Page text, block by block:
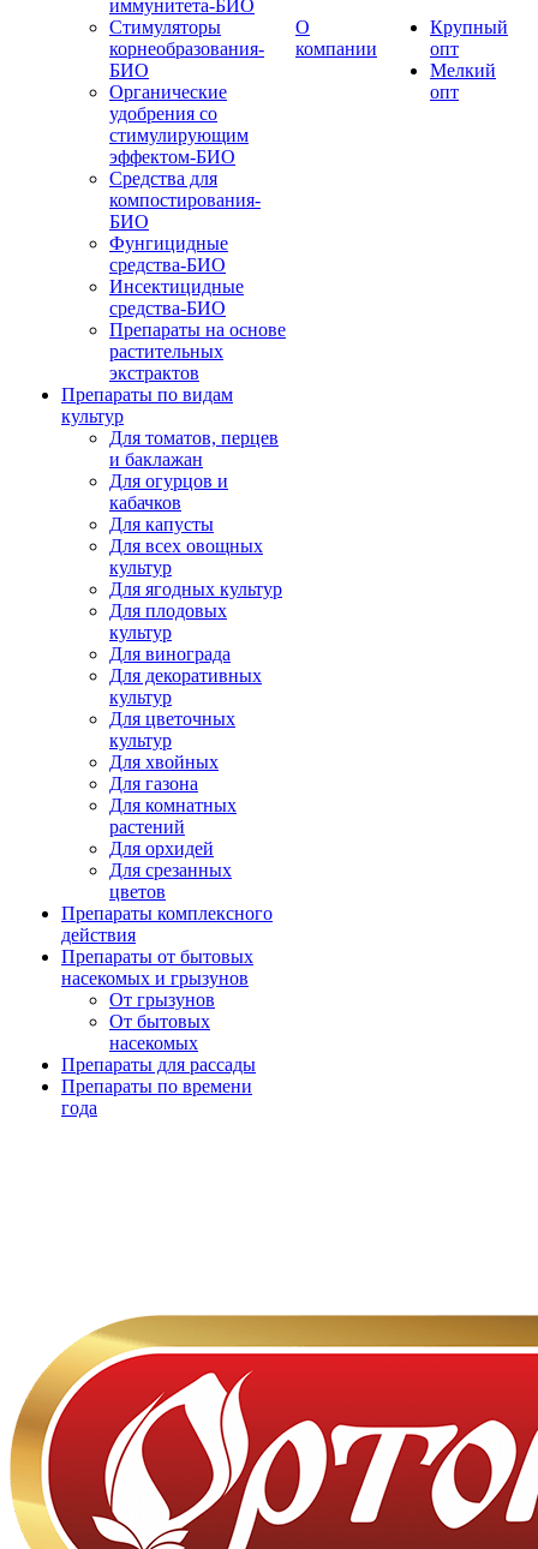
иммунитета-БИО
Стимуляторы
корнеобразования-
БИО
Органические
удобрения со
стимулирующим
эффектом-БИО
Средства для
компостирования-
БИО
Фунгицидные
средства-БИО
Инсектицидные
средства-БИО
Препараты на основе
растительных
экстрактов
Препараты по видам
культур
Для томатов, перцев
и баклажан
Для огурцов и
кабачков
Для капусты
Для всех овощных
культур
Для ягодных культур
Для плодовых
культур
Для винограда
Для декоративных
культур
Для цветочных
культур
Для хвойных
Для газона
Для комнатных
растений
Для орхидей
Для срезанных
цветов
Препараты комплексного
действия
Препараты от бытовых
насекомых и грызунов
От грызунов
От бытовых
насекомых
Препараты для рассады
Препараты по времени
года
О
компании
Крупный
опт
Мелкий
опт